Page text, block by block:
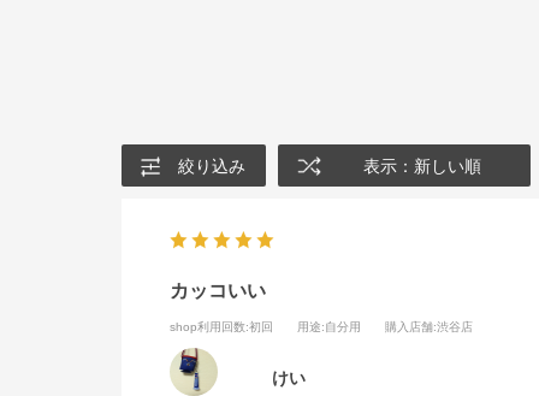
絞り込み 表示：新しい順
カッコいい
shop利用回数:初回 用途:自分用 購入店舗:渋谷店
けい